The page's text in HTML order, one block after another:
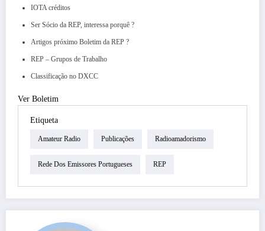
IOTA créditos
Ser Sócio da REP, interessa porquê ?
Artigos próximo Boletim da REP ?
REP – Grupos de Trabalho
Classificação no DXCC
Ver Boletim
Etiqueta
Amateur Radio Publicações Radioamadorismo
Rede Dos Emissores Portugueses REP